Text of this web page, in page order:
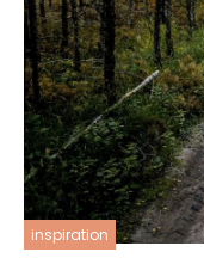
inspiration